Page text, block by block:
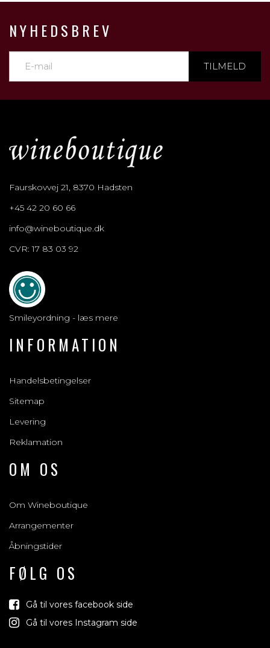
NYHEDSBREV
TILMELD
Faurskovvej 21, 8370 Hadsten
+45 42 20 60 66
info@wineboutique.dk
CVR: 17 83 03 92
Smileyordning - læs mere
INFORMATION
Handelsbetingelser
Sitemap
Levering
Reklamation
OM OS
Om Wineboutique
Arrangementer
Åbningstider
FØLG OS
Gå til vores facebook side
Gå til vores Instagram side